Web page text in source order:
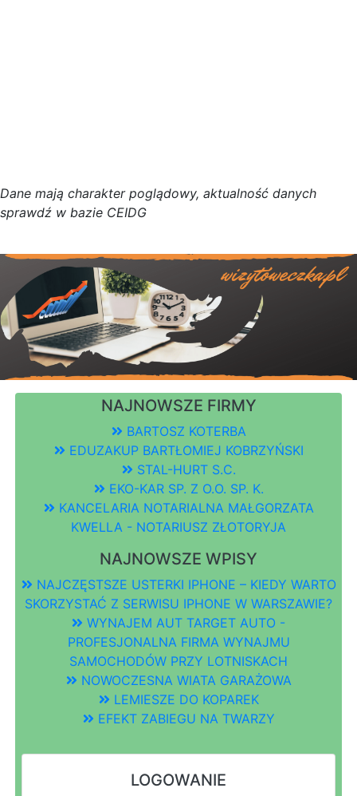
Dane mają charakter poglądowy, aktualność danych
sprawdź w bazie CEIDG
NAJNOWSZE FIRMY
BARTOSZ KOTERBA
EDUZAKUP BARTŁOMIEJ KOBRZYŃSKI
STAL-HURT S.C.
EKO-KAR SP. Z O.O. SP. K.
KANCELARIA NOTARIALNA MAŁGORZATA
KWELLA - NOTARIUSZ ZŁOTORYJA
NAJNOWSZE WPISY
NAJCZĘSTSZE USTERKI IPHONE – KIEDY WARTO
SKORZYSTAĆ Z SERWISU IPHONE W WARSZAWIE?
WYNAJEM AUT TARGET AUTO -
PROFESJONALNA FIRMA WYNAJMU
SAMOCHODÓW PRZY LOTNISKACH
NOWOCZESNA WIATA GARAŻOWA
LEMIESZE DO KOPAREK
EFEKT ZABIEGU NA TWARZY
LOGOWANIE